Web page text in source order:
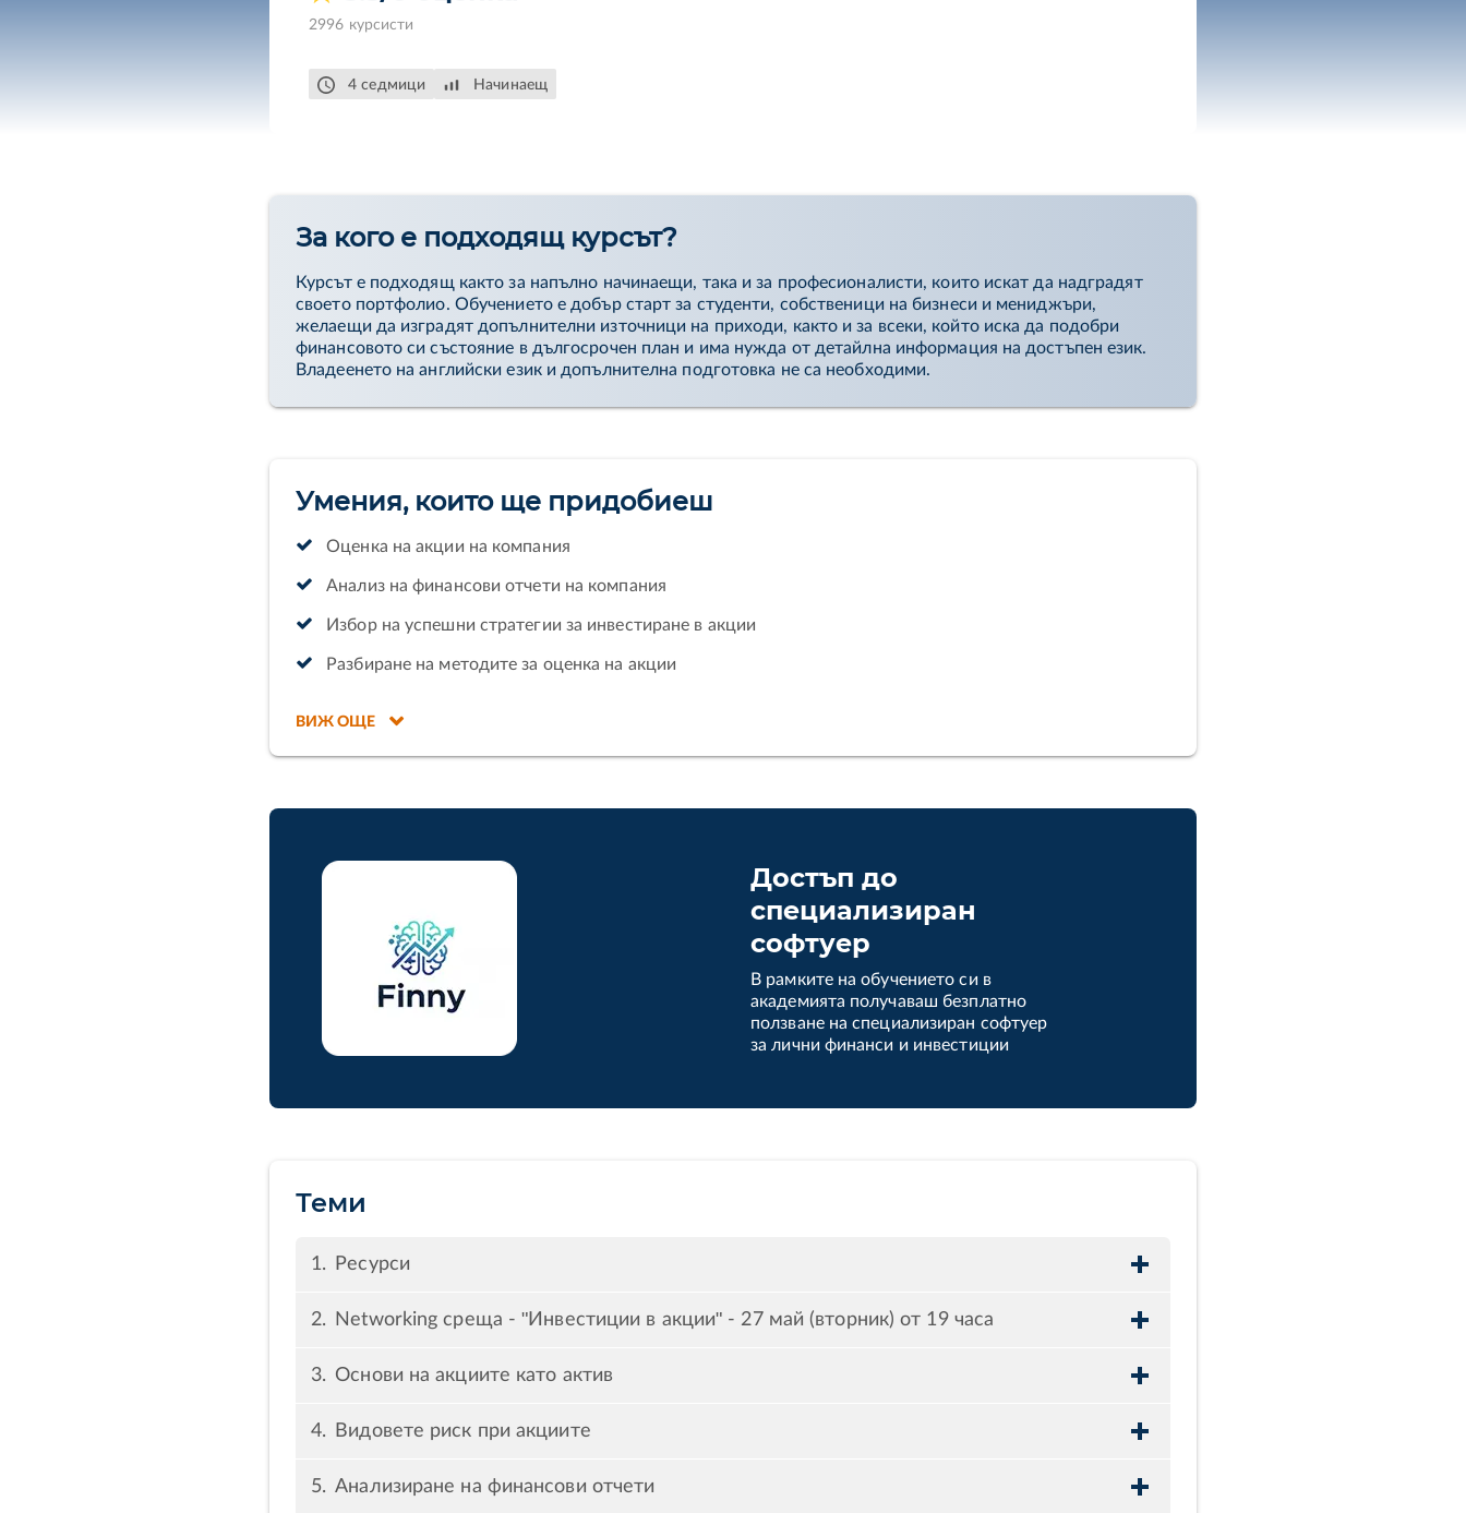
Ще изградите ясен план как да се възползвате от доходността, която дивидентите носят в
инвестиционното ви портфолио.
2996 курсисти
4 седмици Начинаещ
За кого е подходящ курсът?
Курсът е подходящ както за напълно начинаещи, така и за професионалисти, които искат да надградят
своето портфолио. Обучението е добър старт за студенти, собственици на бизнеси и мениджъри,
желаещи да изградят допълнителни източници на приходи, както и за всеки, който иска да подобри
финансовото си състояние в дългосрочен план и има нужда от детайлна информация на достъпен език.
Владеенето на английски език и допълнителна подготовка не са необходими.
Умения, които ще придобиеш
Оценка на акции на компания
Анализ на финансови отчети на компания
Избор на успешни стратегии за инвестиране в акции
Разбиране на методите за оценка на акции
ВИЖ ОЩЕ
Достъп до
специализиран
софтуер
В рамките на обучението си в
академията получаваш безплатно
ползване на специализиран софтуер
за лични финанси и инвестиции
Теми
Ресурси
Networking среща - "Инвестиции в акции" - 27 май (вторник) от 19 часа
Основи на акциите като актив
Видовете риск при акциите
Анализиране на финансови отчети